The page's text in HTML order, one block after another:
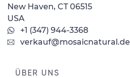
New Haven, CT 06515
USA
+1 (347) 944-3368
verkauf@mosaicnatural.de
ÜBER UNS